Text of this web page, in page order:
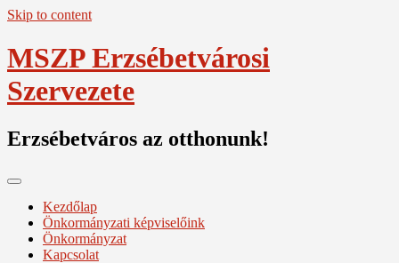
Skip to content
MSZP Erzsébetvárosi
Szervezete
Erzsébetváros az otthonunk!
Kezdőlap
Önkormányzati képviselőink
Önkormányzat
Kapcsolat